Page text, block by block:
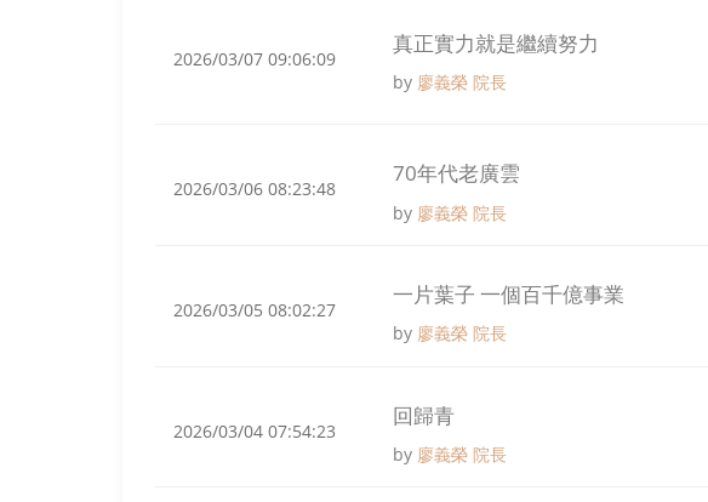
2026/03/07 09:06:09
真正實力就是繼續努力
by 廖義榮 院長
2026/03/06 08:23:48
70年代老廣雲
by 廖義榮 院長
2026/03/05 08:02:27
一片葉子 一個百千億事業
by 廖義榮 院長
2026/03/04 07:54:23
回歸青
by 廖義榮 院長